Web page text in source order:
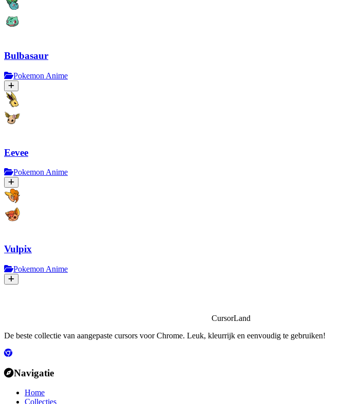
Bulbasaur
Pokemon Anime
Eevee
Pokemon Anime
Vulpix
Pokemon Anime
CursorLand
De beste collectie van aangepaste cursors voor Chrome. Leuk, kleurrijk en eenvoudig te gebruiken!
Navigatie
Home
Collecties